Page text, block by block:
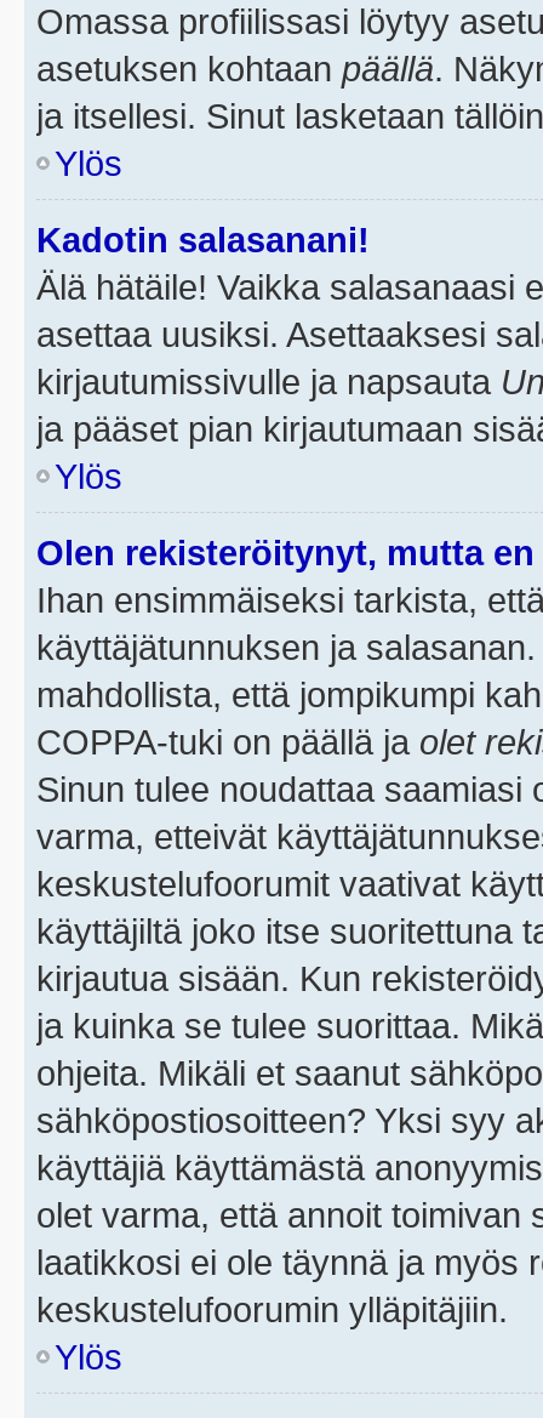
Omassa profiilissasi löytyy
asetuksen kohtaan päällä.
ja itsellesi. Sinut lasketaan
Ylös
Kadotin salasanani!
Älä hätäile! Vaikka salasanaasi
asettaa uusiksi. Asettaaksesi
kirjautumissivulle ja napsauta
ja pääset pian kirjautumaan
Ylös
Olen rekisteröitynyt, mutta
Ihan ensimmäiseksi tarkista,
käyttäjätunnuksen ja
mahdollista, että jompikumpi
COPPA-tuki on päällä ja olet
Sinun tulee noudattaa saamiasi
varma, etteivät
keskustelufoorumit vaativat
käyttäjiltä joko itse suoritettuna
kirjautua sisään. Kun
ja kuinka se tulee suorittaa.
ohjeita. Mikäli et saanut
sähköpostiosoitteen? Yksi syy
käyttäjiä käyttämästä
olet varma, että annoit toimivan
laatikkosi ei ole täynnä ja myös
keskustelufoorumin ylläpitäjiin.
Ylös